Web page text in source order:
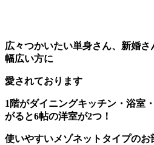
広々つかいたい単身さん、新婚
幅広い方に
愛されております
1階がダイニングキッチン・浴室
がると6帖の洋室が2つ！
使いやすいメゾネットタイプのお